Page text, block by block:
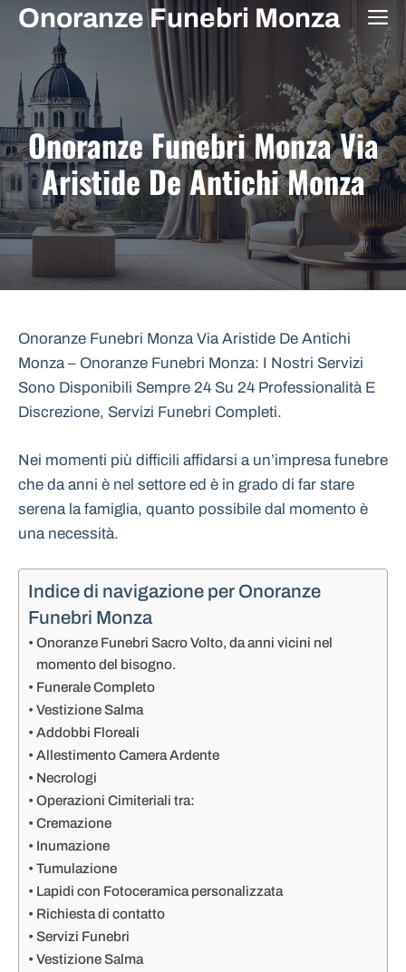
Vai
contenuto
Onoranze Funebri Monza
Onoranze Funebri Monza Via
Aristide De Antichi Monza
Onoranze Funebri Monza Via Aristide De Antichi
Monza – Onoranze Funebri Monza: I Nostri Servizi
Sono Disponibili Sempre 24 Su 24 Professionalità E
Discrezione, Servizi Funebri Completi.
Nei momenti più difficili affidarsi a un’impresa funebre
che da anni è nel settore ed è in grado di far stare
serena la famiglia, quanto possibile dal momento è
una necessità.
Indice di navigazione per Onoranze
Funebri Monza
Onoranze Funebri Sacro Volto, da anni vicini nel
momento del bisogno.
Funerale Completo
Vestizione Salma
Addobbi Floreali
Allestimento Camera Ardente
Necrologi
Operazioni Cimiteriali tra:
Cremazione
Inumazione
Tumulazione
Lapidi con Fotoceramica personalizzata
Richiesta di contatto
Servizi Funebri
Vestizione Salma